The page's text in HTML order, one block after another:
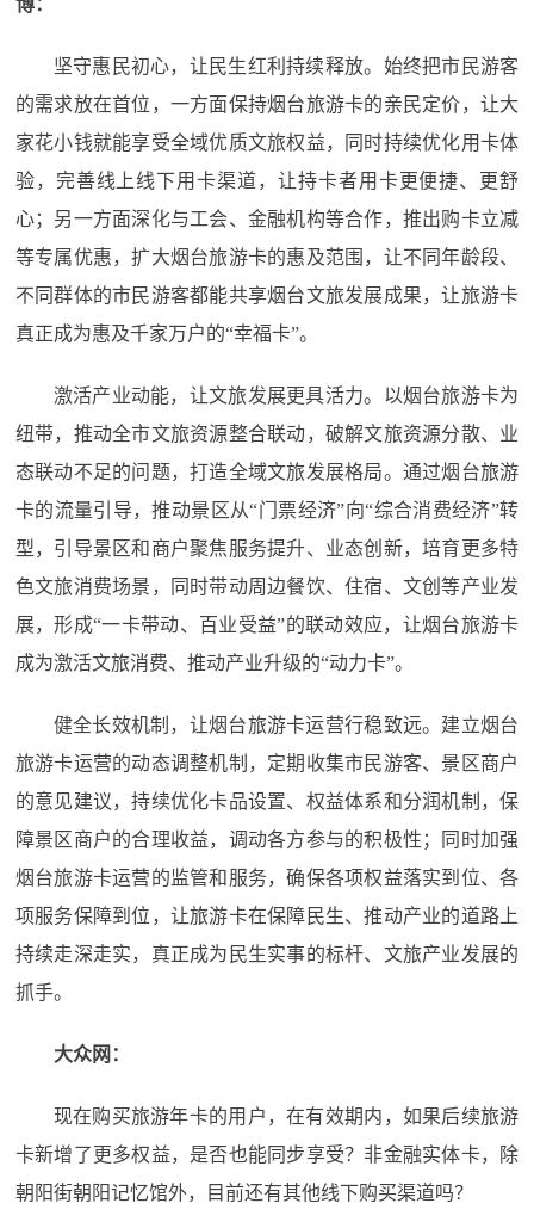
坚守惠民初心，让民生红利持续释放。始终把市民游客
的需求放在首位，一方面保持烟台旅游卡的亲民定价，让大
家花小钱就能享受全域优质文旅权益，同时持续优化用卡体
验，完善线上线下用卡渠道，让持卡者用卡更便捷、更舒
心；另一方面深化与工会、金融机构等合作，推出购卡立减
等专属优惠，扩大烟台旅游卡的惠及范围，让不同年龄段、
不同群体的市民游客都能共享烟台文旅发展成果，让旅游卡
真正成为惠及千家万户的“幸福卡”。
激活产业动能，让文旅发展更具活力。以烟台旅游卡为
纽带，推动全市文旅资源整合联动，破解文旅资源分散、业
态联动不足的问题，打造全域文旅发展格局。通过烟台旅游
卡的流量引导，推动景区从“门票经济”向“综合消费经济”转
型，引导景区和商户聚焦服务提升、业态创新，培育更多特
色文旅消费场景，同时带动周边餐饮、住宿、文创等产业发
展，形成“一卡带动、百业受益”的联动效应，让烟台旅游卡
成为激活文旅消费、推动产业升级的“动力卡”。
健全长效机制，让烟台旅游卡运营行稳致远。建立烟台
旅游卡运营的动态调整机制，定期收集市民游客、景区商户
的意见建议，持续优化卡品设置、权益体系和分润机制，保
障景区商户的合理收益，调动各方参与的积极性；同时加强
烟台旅游卡运营的监管和服务，确保各项权益落实到位、各
项服务保障到位，让旅游卡在保障民生、推动产业的道路上
持续走深走实，真正成为民生实事的标杆、文旅产业发展的
抓手。
大众网：
现在购买旅游年卡的用户，在有效期内，如果后续旅游
卡新增了更多权益，是否也能同步享受？非金融实体卡，除
朝阳街朝阳记忆馆外，目前还有其他线下购买渠道吗？